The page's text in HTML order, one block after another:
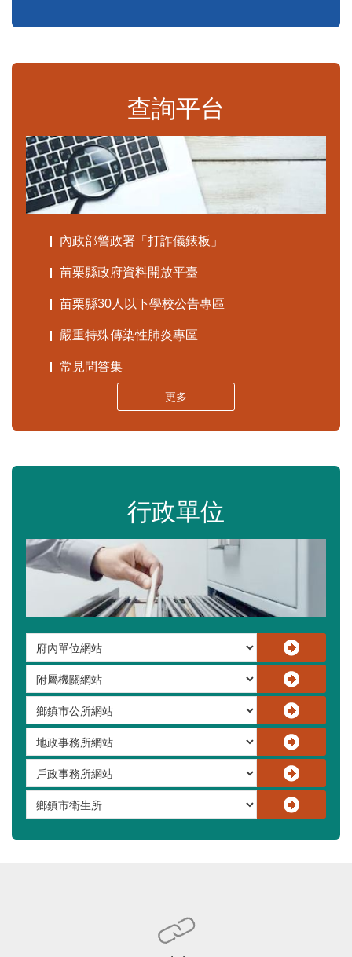
查詢平台
內政部警政署「打詐儀錶板」
苗栗縣政府資料開放平臺
苗栗縣30人以下學校公告專區
嚴重特殊傳染性肺炎專區
常見問答集
更多
行政單位